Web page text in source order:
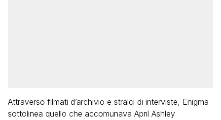
Attraverso filmati d’archivio e stralci di interviste, Enigma
sottolinea quello che accomunava April Ashley